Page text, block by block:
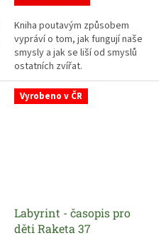
Kniha poutavým způsobem
vypráví o tom, jak fungují naše
smysly a jak se liší od smyslů
ostatních zvířat.
Vyrobeno v ČR
Labyrint - časopis pro
děti Raketa 37